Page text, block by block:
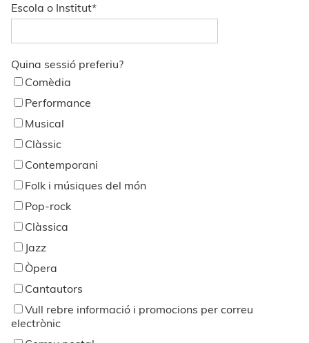
Escola o Institut*
Quina sessió preferiu?
Comèdia
Performance
Musical
Clàssic
Contemporani
Folk i músiques del món
Pop-rock
Clàssica
Jazz
Òpera
Cantautors
Vull rebre informació i promocions per correu
electrònic